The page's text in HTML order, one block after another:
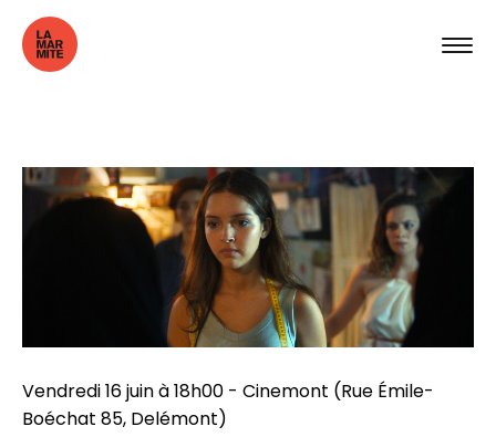
Vendredi 16 juin à 18h00 - Cinemont (Rue Émile-
Boéchat 85, Delémont)